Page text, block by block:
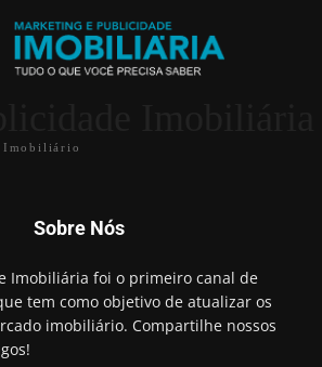
Imobiliário
Sobre Nós
Imobiliária foi o primeiro canal de
tem como objetivo de atualizar os
imobiliário. Compartilhe nossos